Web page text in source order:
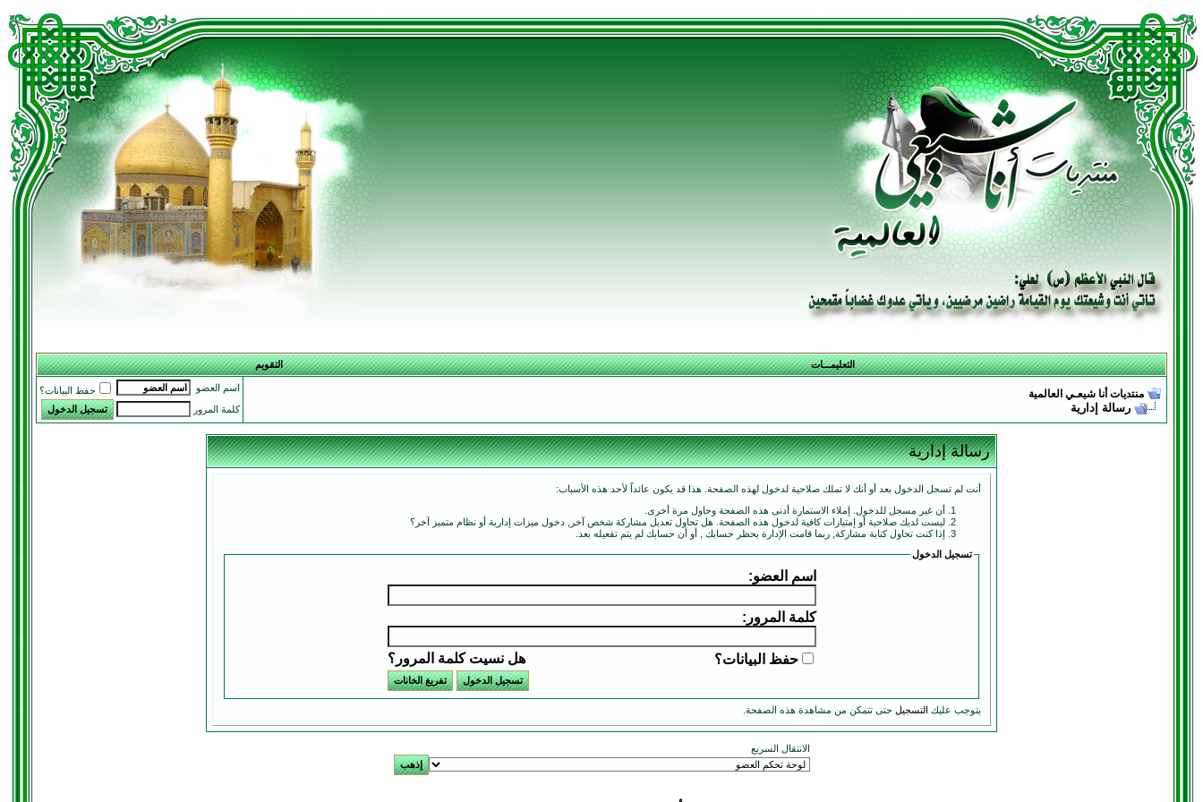
التعليمـــات التقويم
منتديات أنا شيعـي العالمية
رسالة إدارية
اسم العضو
حفظ البيانات؟
كلمة المرور
رسالة إدارية
أنت لم تسجل الدخول بعد أو أنك لا تملك صلاحية لدخول لهذه الصفحة. هذا قد يكون عائداً لأحد هذه الأسباب:
أن غير مسجل للدخول. إملاء الاستمارة أدنى هذه الصفحة وحاول مرة أخرى.
ليست لديك صلاحية أو إمتيازات كافية لدخول هذه الصفحة. هل تحاول تعديل مشاركة شخص آخر, دخول ميزات إدارية أو نظام متميز آخر؟
إذا كنت تحاول كتابة مشاركة, ربما قامت الإدارة بحظر حسابك , أو أن حسابك لم يتم تفعيله بعد.
تسجيل الدخول
اسم العضو:
كلمة المرور:
هل نسيت كلمة المرور؟ حفظ البيانات؟
يتوجب عليك التسجيل حتى تتمكن من مشاهدة هذه الصفحة.
الانتقال السريع